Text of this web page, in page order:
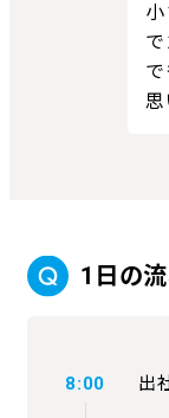
思
1日の流
8:00 出